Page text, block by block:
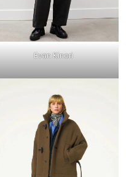
Evan Kinori